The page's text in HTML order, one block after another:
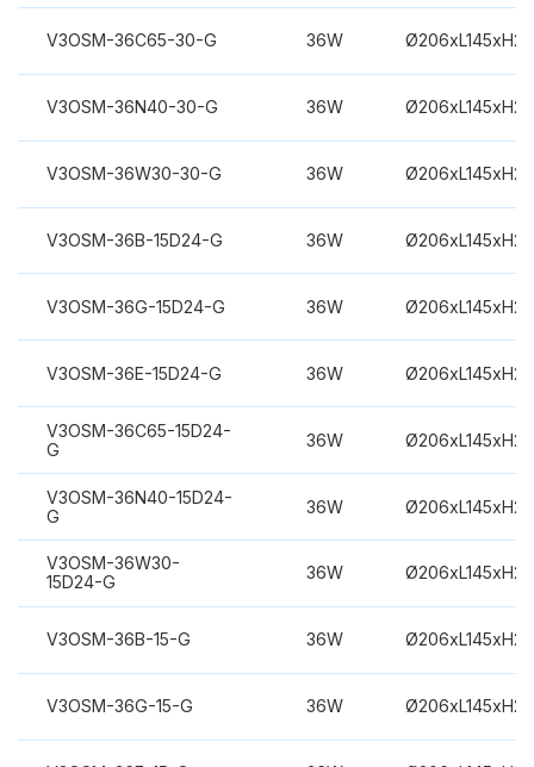
V3OSM-36C65-30-G 36W
V3OSM-36N40-30-G 36W
V3OSM-36W30-30-G 36W
V3OSM-36B-15D24-G 36W
V3OSM-36G-15D24-G 36W
V3OSM-36E-15D24-G 36W
V3OSM-36C65-15D24-
G
36W
V3OSM-36N40-15D24-
G
36W
V3OSM-36W30-
15D24-G
36W
V3OSM-36B-15-G 36W
V3OSM-36G-15-G 36W